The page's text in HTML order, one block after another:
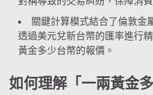
關鍵計算模式結合了倫敦金
透過美元兌新台幣的匯率進行
黃金多少台幣的報價。
如何理解「一兩黃金